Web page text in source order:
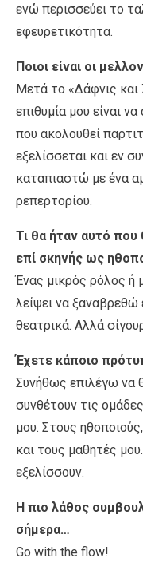
ενώ περισσεύει το
εφευρετικότητα.
Ποιοι είναι οι
Μετά το «Δάφνις
επιθυμία μου είναι
που ακολουθεί
εξελίσσεται και εν
καταπιαστώ με ένα
ρεπερτορίου.
Τι θα ήταν αυτό που
επί σκηνής ως
Ένας μικρός ρόλος ή
λείψει να ξαναβρεθώ
θεατρικά. Αλλά
Έχετε κάποιο
Συνήθως επιλέγω να
συνθέτουν τις
μου. Στους
και τους μαθητές
εξελίσσουν.
Η πιο λάθος
σήμερα…
Go with the flow!